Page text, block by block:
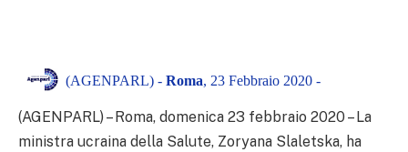
(AGENPARL) - Roma, 23 Febbraio 2020 -
(AGENPARL) – Roma, domenica 23 febbraio 2020 – La
ministra ucraina della Salute, Zoryana Slaletska, ha